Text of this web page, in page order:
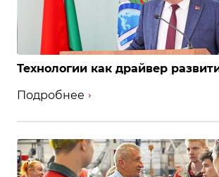
Технологии как драйвер
Подробнее